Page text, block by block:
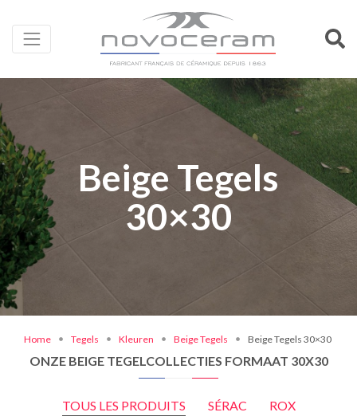
Beige Tegels
30×30
Home Tegels Kleuren Beige Tegels Beige Tegels 30×30
ONZE BEIGE TEGELCOLLECTIES FORMAAT 30X30
TOUS LES PRODUITS SÉRAC ROX